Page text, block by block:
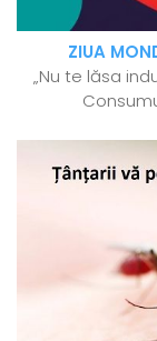
ZIUA
„Nu te lăsa